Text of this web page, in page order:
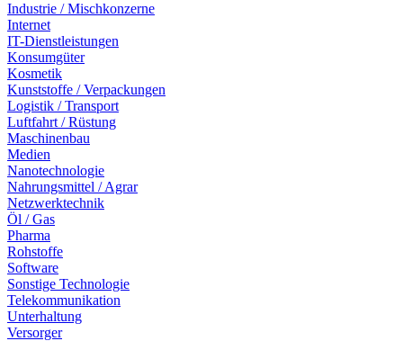
Industrie / Mischkonzerne
Internet
IT-Dienstleistungen
Konsumgüter
Kosmetik
Kunststoffe / Verpackungen
Logistik / Transport
Luftfahrt / Rüstung
Maschinenbau
Medien
Nanotechnologie
Nahrungsmittel / Agrar
Netzwerktechnik
Öl / Gas
Pharma
Rohstoffe
Software
Sonstige Technologie
Telekommunikation
Unterhaltung
Versorger